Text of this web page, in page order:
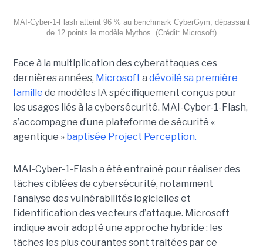
MAI-Cyber-1-Flash atteint 96 % au benchmark CyberGym, dépassant
de 12 points le modèle Mythos. (Crédit: Microsoft)
Face à la multiplication des cyberattaques ces
dernières années, Microsoft a dévoilé sa première
famille de modèles IA spécifiquement conçus pour
les usages liés à la cybersécurité. MAI-Cyber-1-Flash,
s’accompagne d’une plateforme de sécurité «
agentique » baptisée Project Perception.
MAI-Cyber-1-Flash a été entraîné pour réaliser des
tâches ciblées de cybersécurité, notamment
l’analyse des vulnérabilités logicielles et
l’identification des vecteurs d’attaque. Microsoft
indique avoir adopté une approche hybride : les
tâches les plus courantes sont traitées par ce